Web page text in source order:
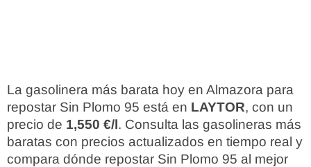
La gasolinera más barata hoy en Almazora para
repostar Sin Plomo 95 está en LAYTOR, con un
precio de 1,550 €/l. Consulta las gasolineras más
baratas con precios actualizados en tiempo real y
compara dónde repostar Sin Plomo 95 al mejor